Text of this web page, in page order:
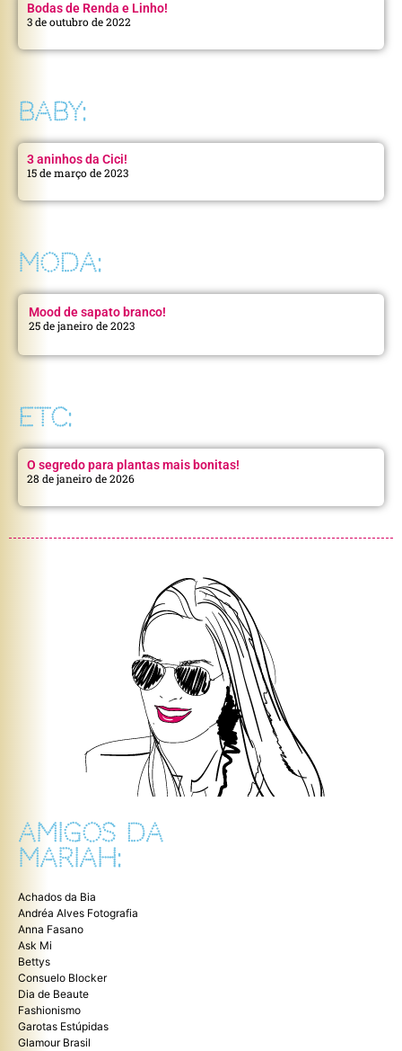
Bodas de Renda e Linho!
3 de outubro de 2022
BABY:
3 aninhos da Cici!
15 de março de 2023
MODA:
Mood de sapato branco!
25 de janeiro de 2023
ETC:
O segredo para plantas mais bonitas!
28 de janeiro de 2026
AMIGOS DA
MARIAH:
Achados da Bia
Andréa Alves Fotografia
Anna Fasano
Ask Mi
Bettys
Consuelo Blocker
Dia de Beaute
Fashionismo
Garotas Estúpidas
Glamour Brasil